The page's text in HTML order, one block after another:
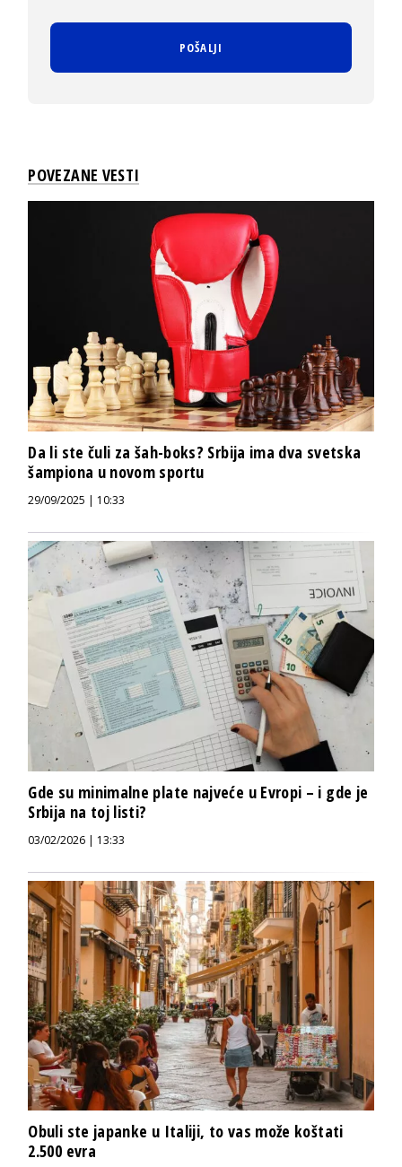
POVEZANE VESTI
Da li ste čuli za šah-boks? Srbija ima dva svetska
šampiona u novom sportu
29/09/2025 | 10:33
Gde su minimalne plate najveće u Evropi – i gde je
Srbija na toj listi?
03/02/2026 | 13:33
Obuli ste japanke u Italiji, to vas može koštati
2.500 evra